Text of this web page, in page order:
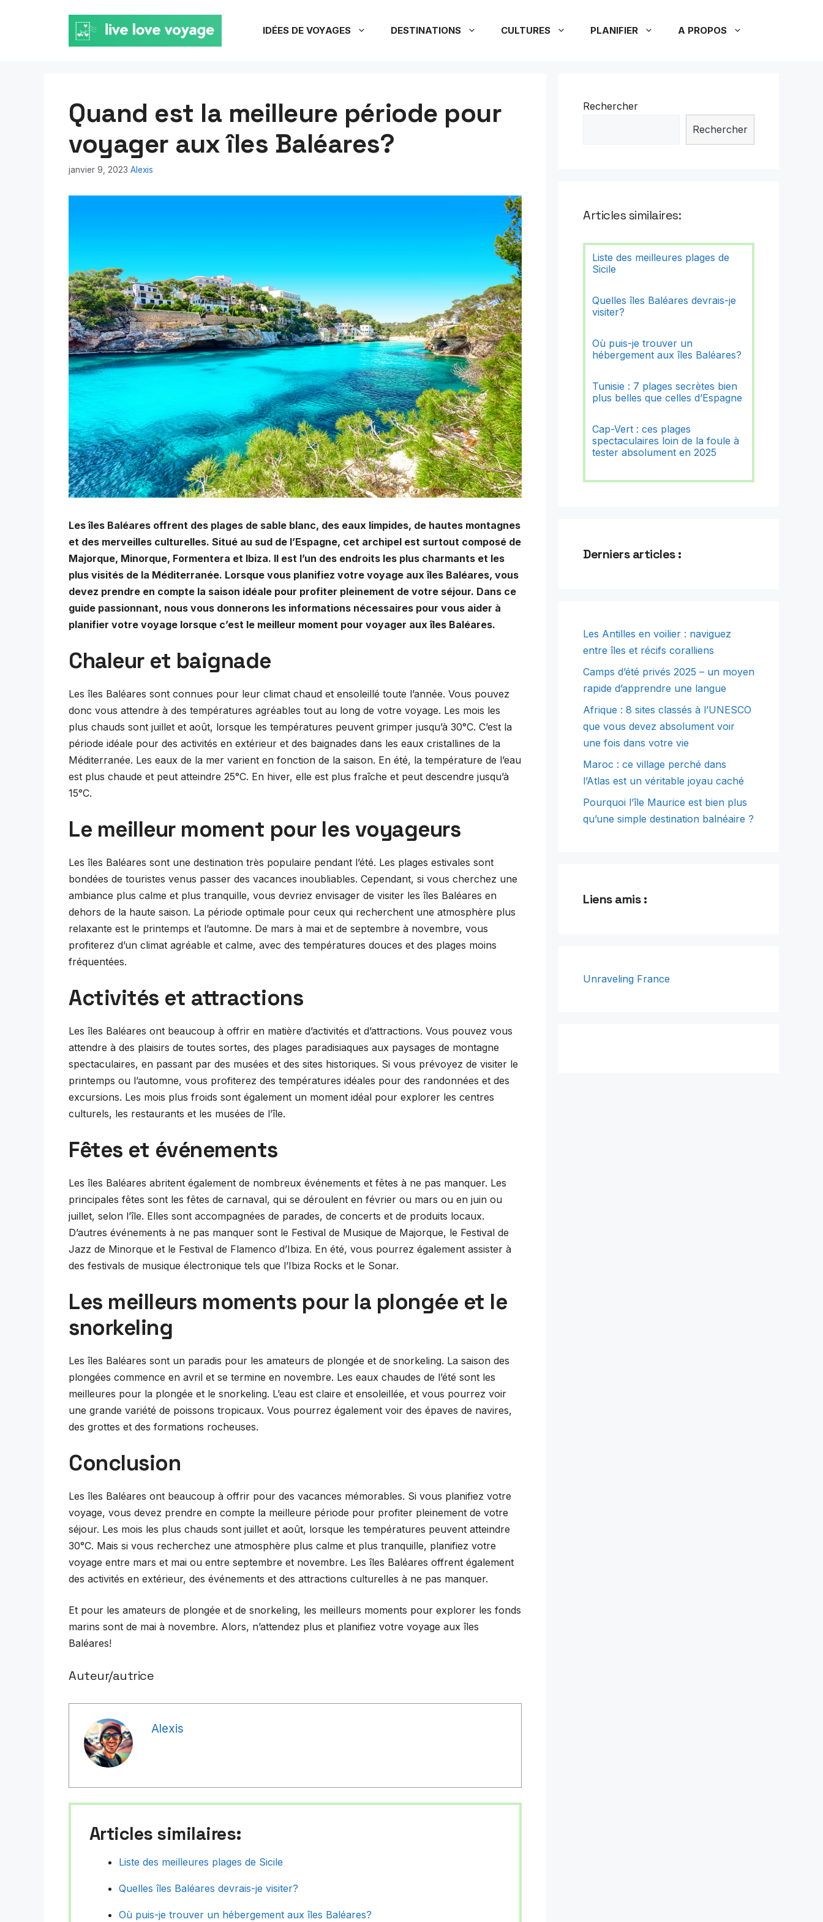
IDÉES DE VOYAGES DESTINATIONS CULTURES PLANIFIER A PROPOS
Quand est la meilleure période pour
voyager aux îles Baléares?
janvier 9, 2023 Alexis
Les îles Baléares offrent des plages de sable blanc, des eaux limpides, de hautes montagnes
et des merveilles culturelles. Situé au sud de l’Espagne, cet archipel est surtout composé de
Majorque, Minorque, Formentera et Ibiza. Il est l’un des endroits les plus charmants et les
plus visités de la Méditerranée. Lorsque vous planifiez votre voyage aux îles Baléares, vous
devez prendre en compte la saison idéale pour profiter pleinement de votre séjour. Dans ce
guide passionnant, nous vous donnerons les informations nécessaires pour vous aider à
planifier votre voyage lorsque c’est le meilleur moment pour voyager aux îles Baléares.
Chaleur et baignade
Les îles Baléares sont connues pour leur climat chaud et ensoleillé toute l’année. Vous pouvez
donc vous attendre à des températures agréables tout au long de votre voyage. Les mois les
plus chauds sont juillet et août, lorsque les températures peuvent grimper jusqu’à 30°C. C’est la
période idéale pour des activités en extérieur et des baignades dans les eaux cristallines de la
Méditerranée. Les eaux de la mer varient en fonction de la saison. En été, la température de l’eau
est plus chaude et peut atteindre 25°C. En hiver, elle est plus fraîche et peut descendre jusqu’à
15°C.
Le meilleur moment pour les voyageurs
Les îles Baléares sont une destination très populaire pendant l’été. Les plages estivales sont
bondées de touristes venus passer des vacances inoubliables. Cependant, si vous cherchez une
ambiance plus calme et plus tranquille, vous devriez envisager de visiter les îles Baléares en
dehors de la haute saison. La période optimale pour ceux qui recherchent une atmosphère plus
relaxante est le printemps et l’automne. De mars à mai et de septembre à novembre, vous
profiterez d’un climat agréable et calme, avec des températures douces et des plages moins
fréquentées.
Activités et attractions
Les îles Baléares ont beaucoup à offrir en matière d’activités et d’attractions. Vous pouvez vous
attendre à des plaisirs de toutes sortes, des plages paradisiaques aux paysages de montagne
spectaculaires, en passant par des musées et des sites historiques. Si vous prévoyez de visiter le
printemps ou l’automne, vous profiterez des températures idéales pour des randonnées et des
excursions. Les mois plus froids sont également un moment idéal pour explorer les centres
culturels, les restaurants et les musées de l’île.
Fêtes et événements
Les îles Baléares abritent également de nombreux événements et fêtes à ne pas manquer. Les
principales fêtes sont les fêtes de carnaval, qui se déroulent en février ou mars ou en juin ou
juillet, selon l’île. Elles sont accompagnées de parades, de concerts et de produits locaux.
D’autres événements à ne pas manquer sont le Festival de Musique de Majorque, le Festival de
Jazz de Minorque et le Festival de Flamenco d’Ibiza. En été, vous pourrez également assister à
des festivals de musique électronique tels que l’Ibiza Rocks et le Sonar.
Les meilleurs moments pour la plongée et le
snorkeling
Les îles Baléares sont un paradis pour les amateurs de plongée et de snorkeling. La saison des
plongées commence en avril et se termine en novembre. Les eaux chaudes de l’été sont les
meilleures pour la plongée et le snorkeling. L’eau est claire et ensoleillée, et vous pourrez voir
une grande variété de poissons tropicaux. Vous pourrez également voir des épaves de navires,
des grottes et des formations rocheuses.
Conclusion
Les îles Baléares ont beaucoup à offrir pour des vacances mémorables. Si vous planifiez votre
voyage, vous devez prendre en compte la meilleure période pour profiter pleinement de votre
séjour. Les mois les plus chauds sont juillet et août, lorsque les températures peuvent atteindre
30°C. Mais si vous recherchez une atmosphère plus calme et plus tranquille, planifiez votre
voyage entre mars et mai ou entre septembre et novembre. Les îles Baléares offrent également
des activités en extérieur, des événements et des attractions culturelles à ne pas manquer.
Et pour les amateurs de plongée et de snorkeling, les meilleurs moments pour explorer les fonds
marins sont de mai à novembre. Alors, n’attendez plus et planifiez votre voyage aux îles
Baléares!
Auteur/autrice
Alexis
Articles similaires:
Liste des meilleures plages de Sicile
Quelles îles Baléares devrais-je visiter?
Où puis-je trouver un hébergement aux îles Baléares?
Rechercher
Rechercher
Articles similaires:
Liste des meilleures plages de
Sicile
Quelles îles Baléares devrais-je
visiter?
Où puis-je trouver un
hébergement aux îles Baléares?
Tunisie : 7 plages secrètes bien
plus belles que celles d’Espagne
Cap-Vert : ces plages
spectaculaires loin de la foule à
tester absolument en 2025
Derniers articles :
Les Antilles en voilier : naviguez
entre îles et récifs coralliens
Camps d’été privés 2025 – un moyen
rapide d’apprendre une langue
Afrique : 8 sites classés à l’UNESCO
que vous devez absolument voir
une fois dans votre vie
Maroc : ce village perché dans
l’Atlas est un véritable joyau caché
Pourquoi l’île Maurice est bien plus
qu’une simple destination balnéaire ?
Liens amis :
Unraveling France